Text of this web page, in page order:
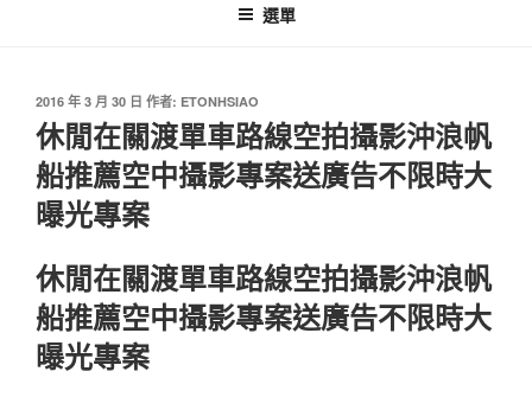
選單
2016 年 3 月 30 日 作者: ETONHSIAO
休閒在關渡單車路線空拍攝影沖浪帆
船推薦空中攝影專案送廣告不限時大
曝光專案
休閒在關渡單車路線空拍攝影沖浪帆
船推薦空中攝影專案送廣告不限時大
曝光專案